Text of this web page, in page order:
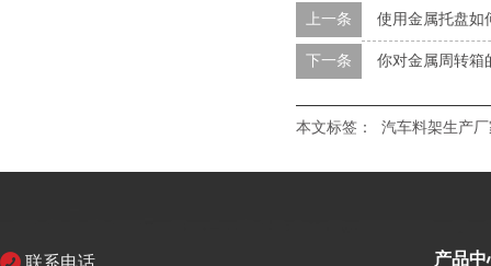
上一条 使用金属托盘如
下一条 你对金属周转箱
本文标签： 汽车料架生产
联系电话 产品中